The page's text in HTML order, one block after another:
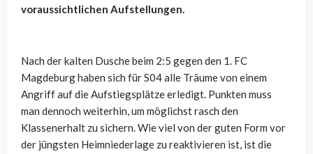
voraussichtlichen Aufstellungen.
Nach der kalten Dusche beim 2:5 gegen den 1. FC
Magdeburg haben sich für S04 alle Träume von einem
Angriff auf die Aufstiegsplätze erledigt. Punkten muss
man dennoch weiterhin, um möglichst rasch den
Klassenerhalt zu sichern. Wie viel von der guten Form vor
der jüngsten Heimniederlage zu reaktivieren ist, ist die